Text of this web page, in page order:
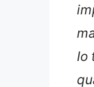
Io